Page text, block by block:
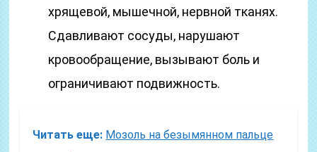
хрящевой, мышечной, нервной тканях.
Сдавливают сосуды, нарушают
кровообращение, вызывают боль и
ограничивают подвижность.
Читать еще: Мозоль на безымянном пальце